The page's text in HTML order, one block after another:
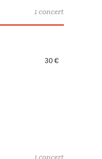
1 concert
30 €